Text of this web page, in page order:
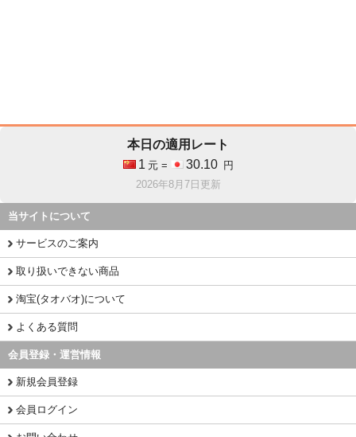
本日の適用レート
1 元 = 30.10
円
2026年8月7日更新
当サイトについて
サービスのご案内
取り扱いできない商品
淘宝(タオバオ)について
よくある質問
会員登録・運営情報
新規会員登録
会員ログイン